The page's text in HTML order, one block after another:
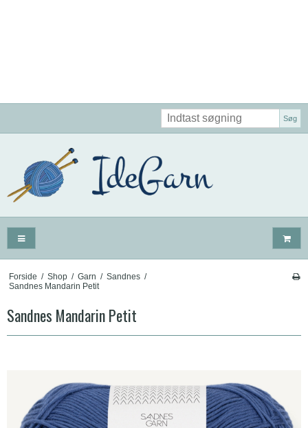
Søg
Forside / Shop / Garn / Sandnes /
Sandnes Mandarin Petit
Sandnes Mandarin Petit